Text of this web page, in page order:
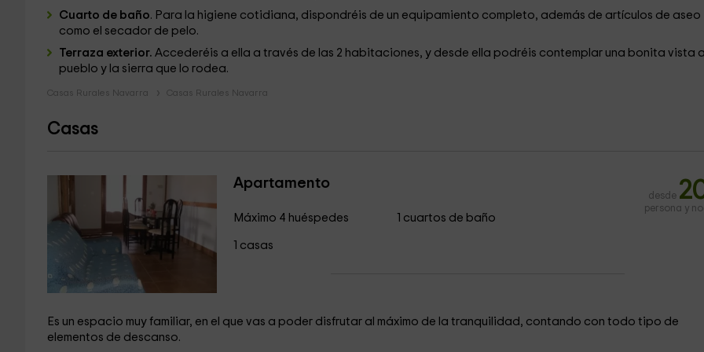
Cuarto de baño. Para la higiene cotidiana, dispondréis de un equipamiento completo, además de artículos de aseo
como el secador de pelo.
Terraza exterior. Accederéis a ella a través de las 2 habitaciones, y desde ella podréis contemplar una bonita vista al
pueblo y la sierra que lo rodea.
Casas Rurales Navarra Casas Rurales Navarra
Casas
Apartamento
Máximo 4 huéspedes
1 casas
1 cuartos de baño
desde
persona y
Es un espacio muy familiar, en el que vas a poder disfrutar al máximo de la tranquilidad, contando con todo tipo de
elementos de descanso.